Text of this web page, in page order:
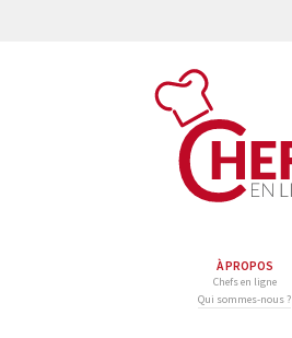
À PROPOS
Chefs en ligne
Qui sommes-nous ?